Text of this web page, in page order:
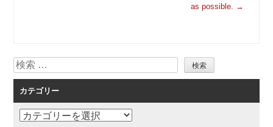
ー
シ
ョ
ン
as possible. →
検
索
カテゴリー
カ